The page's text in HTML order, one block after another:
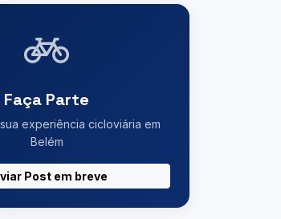
Faça Parte
experiência cicloviária em
Belém
Post em breve